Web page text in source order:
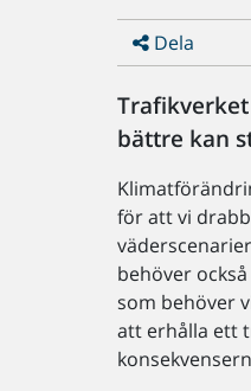
Dela
bättre kan
för att vi
behöver
som behöver
att erhålla ett